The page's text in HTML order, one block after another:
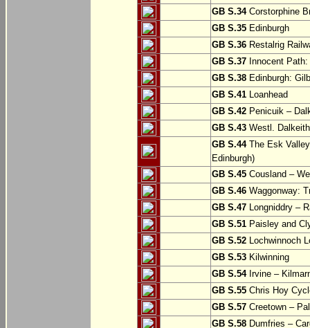
GB S.34Corstorphine
GB S.35 Edinburgh
GB S.36 Restalrig
GB S.37 Innocent
GB S.38 Edinburgh:
GB S.41 Loanhead
GB S.42 Penicuik –
GB S.43 Westl. Dalkeith
GB S.44The Esk
Edinburgh)
GB S.45 Cousland –
GB S.46 Waggonway:
GB S.47 Longniddry –
GB S.51 Paisley and
GB S.52 Lochwinnoch
GB S.53 Kilwinning
GB S.54Irvine –
GB S.55 Chris Hoy
GB S.57 Creetown –
GB S.58 Dumfries –